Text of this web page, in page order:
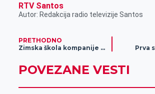
RTV Santos
Autor: Redakcija radio televizije Santos
PRETHODNO
Zimska škola kompanije Pionir
Prva
POVEZANE VESTI